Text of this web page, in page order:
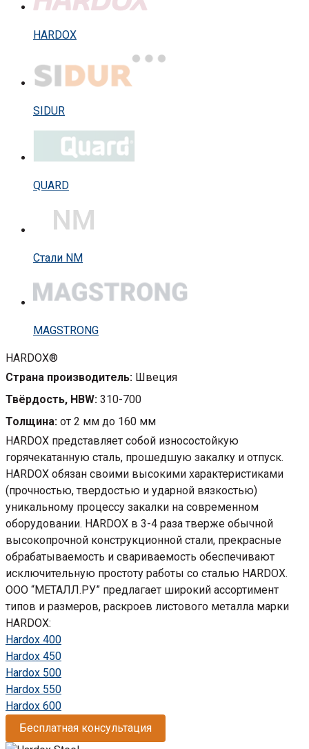
HARDOX
SIDUR
QUARD
Стали NM
MAGSTRONG
HARDOX®
Страна производитель: Швеция
Твёрдость, HBW: 310-700
Толщина: от 2 мм до 160 мм
HARDOX представляет собой износостойкую
горячекатанную сталь, прошедшую закалку и отпуск.
HARDOX обязан своими высокими характеристиками
(прочностью, твердостью и ударной вязкостью)
уникальному процессу закалки на современном
оборудовании. HARDOX в 3-4 раза тверже обычной
высокопрочной конструкционной стали, прекрасные
обрабатываемость и свариваемость обеспечивают
исключительную простоту работы со сталью HARDOX.
ООО “МЕТАЛЛ.РУ” предлагает широкий ассортимент
типов и размеров, раскроев листового металла марки
HARDOX:
Hardox 400
Hardox 450
Hardox 500
Hardox 550
Hardox 600
Бесплатная консультация